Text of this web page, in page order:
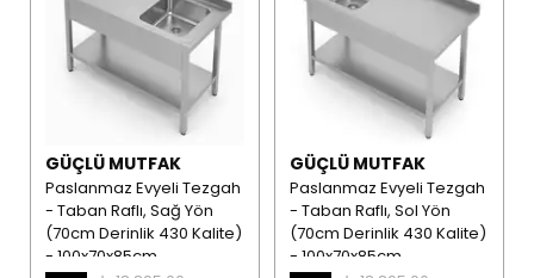
GÜÇLÜ MUTFAK
Paslanmaz Evyeli Tezgah
- Taban Raflı, Sağ Yön
(70cm Derinlik 430 Kalite)
- 100x70x85cm
GÜÇLÜ MUTFAK
Paslanmaz Evyeli Tezgah
- Taban Raflı, Sol Yön
(70cm Derinlik 430 Kalite)
- 100x70x85cm